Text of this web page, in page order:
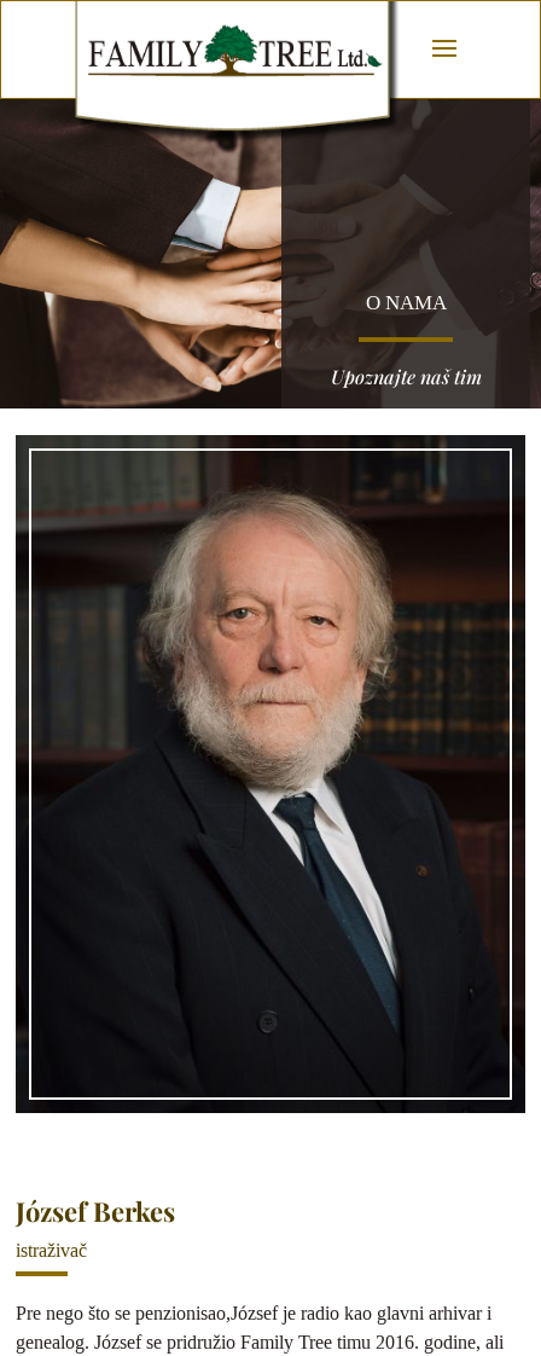
O NAMA
Upoznajte naš tim
József Berkes
istraživač
Pre nego što se penzionisao,József je radio kao glavni arhivar i
genealog. József se pridružio Family Tree timu 2016. godine, ali